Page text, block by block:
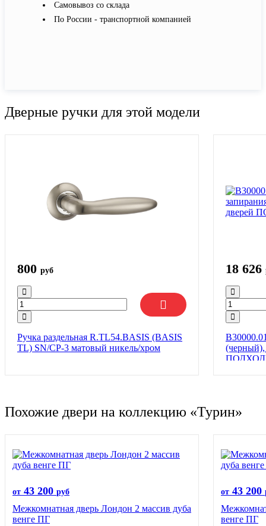
Самовывоз со склада
По России - транспортной компанией
Дверные ручки для этой модели
800 руб
Ручка раздельная R.TL54.BASIS (BASIS
TL) SN/CP-3 матовый никель/хром
18 626
(черный),
Похожие двери на коллекцию «Турин»
от 43 200 руб
Межкомнатная дверь Лондон 2 массив дуба
венге ПГ
от 43 200
венге ПГ